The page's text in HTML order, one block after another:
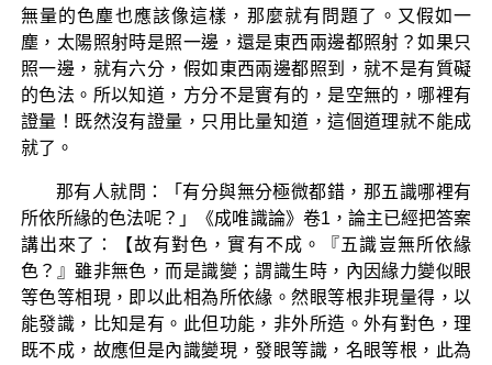
無量的色塵也應該像這樣，那麼就有問題了。又假如一
塵，太陽照射時是照一邊，還是東西兩邊都照射？如果只
照一邊，就有六分，假如東西兩邊都照到，就不是有質礙
的色法。所以知道，方分不是實有的，是空無的，哪裡有
證量！既然沒有證量，只用比量知道，這個道理就不能成
就了。
那有人就問：「有分與無分極微都錯，那五識哪裡有
所依所緣的色法呢？」《成唯識論》卷1，論主已經把答案
講出來了：【故有對色，實有不成。『五識豈無所依緣
色？』雖非無色，而是識變；謂識生時，內因緣力變似眼
等色等相現，即以此相為所依緣。然眼等根非現量得，以
能發識，比知是有。此但功能，非外所造。外有對色，理
既不成，故應但是內識變現，發眼等識，名眼等根，此為